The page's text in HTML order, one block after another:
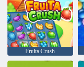
Fruita Crush